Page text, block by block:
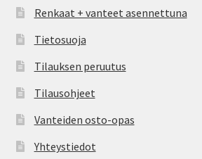
Renkaat + vanteet asennettuna
Tietosuoja
Tilauksen peruutus
Tilausohjeet
Vanteiden osto-opas
Yhteystiedot